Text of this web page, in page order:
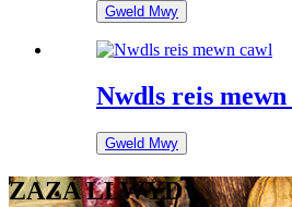
Gweld Mwy
Nwdls reis mewn
Gweld Mwy
ZAZA LLWYD